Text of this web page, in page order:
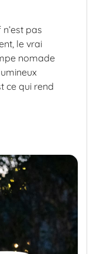
pas
le vrai
nomade
ce qui rend